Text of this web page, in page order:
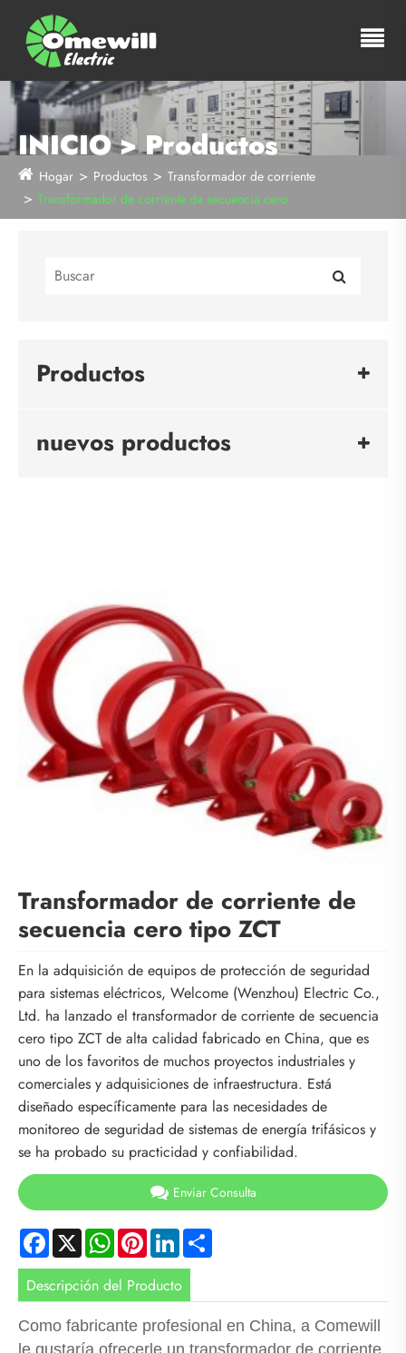
INICIO > Productos
Hogar Productos
Transformador de corriente
Transformador de corriente de secuencia cero
Productos
nuevos productos
Transformador de corriente de
secuencia cero tipo ZCT
En la adquisición de equipos de protección de seguridad
para sistemas eléctricos, Welcome (Wenzhou) Electric Co.,
Ltd. ha lanzado el transformador de corriente de secuencia
cero tipo ZCT de alta calidad fabricado en China, que es
uno de los favoritos de muchos proyectos industriales y
comerciales y adquisiciones de infraestructura. Está
diseñado específicamente para las necesidades de
monitoreo de seguridad de sistemas de energía trifásicos y
se ha probado su practicidad y confiabilidad.
Enviar Consulta
Facebook
X WhatsApp
PinterestLinkedIn
Descripción del Producto
Como fabricante profesional en China, a Comewill
le gustaría ofrecerle un transformador de corriente